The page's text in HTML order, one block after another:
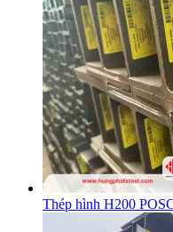
Thép hình H200